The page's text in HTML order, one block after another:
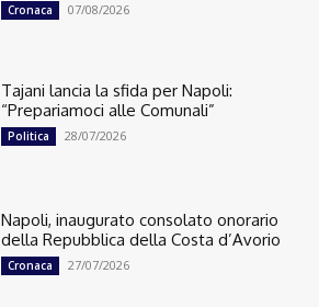
Cronaca 07/08/2026
Tajani lancia la sfida per Napoli:
“Prepariamoci alle Comunali”
Politica 28/07/2026
Napoli, inaugurato consolato onorario
della Repubblica della Costa d’Avorio
Cronaca 27/07/2026